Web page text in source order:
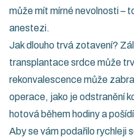
může mít mírné nevolnosti –
anestezi.
Jak dlouho trvá zotavení?
transplantace srdce může
rekonvalescence může
operace, jako je odstranění
hotová během hodiny a
Aby se vám podařilo rychleji